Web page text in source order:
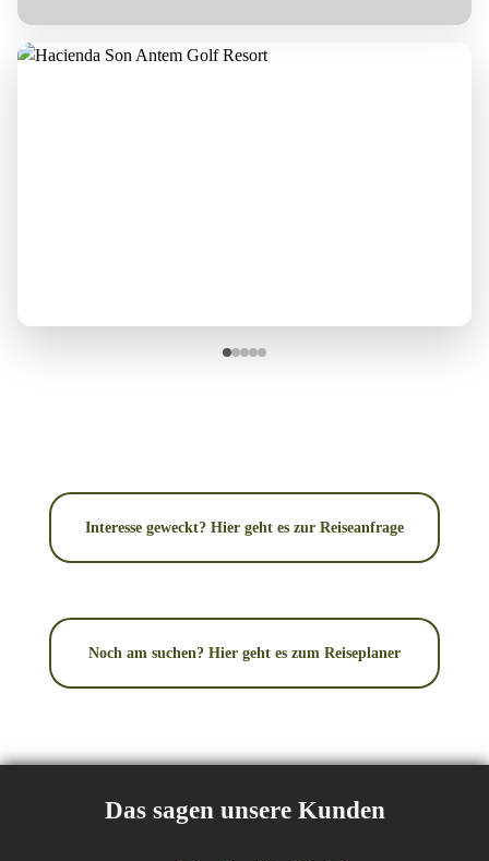
Interesse geweckt? Hier geht es zur Reiseanfrage
Noch am suchen? Hier geht es zum Reiseplaner
Das sagen unsere Kunden